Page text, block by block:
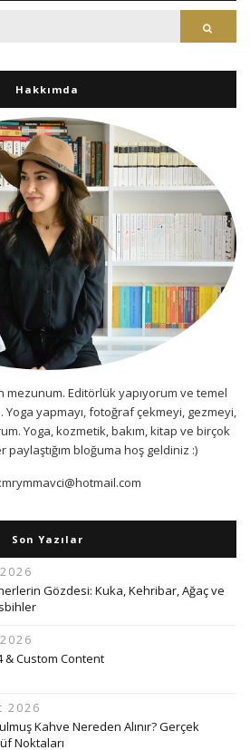
Hakkımda
Editörlük yapıyorum ve temel
Yoga yapmayı, fotoğraf çekmeyi, gezmeyi,
Yoga, kozmetik, bakım, kitap ve birçok
bloğuma hoş geldiniz :)
mrymmavci@hotmail.com
Son Yazılar
Gözdesi: Kuka, Kehribar, Ağaç ve
& Custom Content
2026
Kahve Nereden Alınır? Gerçek
Noktaları